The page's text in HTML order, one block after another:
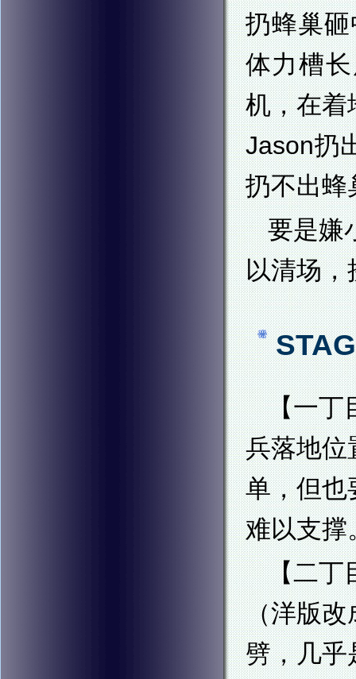
扔蜂巢
体力槽
机，在着
Jason扔
扔不出蜂
要是嫌
以清场，
【一丁
兵落地位
单，但也
难以支撑
【二丁
（洋版改
劈，几乎